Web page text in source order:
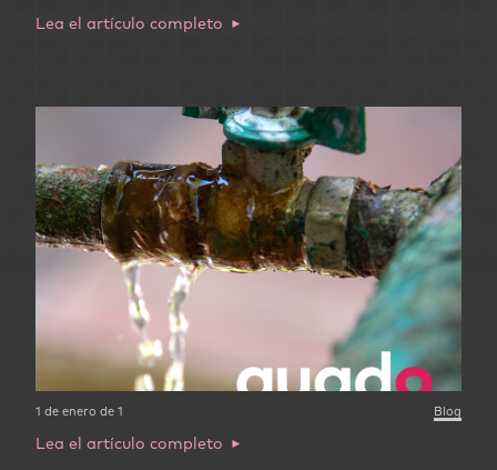
Lea el artículo completo
1 de enero de 1 Blog
Lea el artículo completo